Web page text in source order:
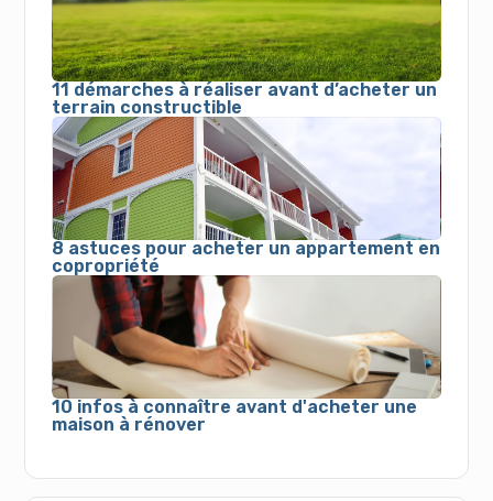
11 démarches à réaliser avant d’acheter un
terrain constructible
8 astuces pour acheter un appartement en
copropriété
10 infos à connaître avant d'acheter une
maison à rénover